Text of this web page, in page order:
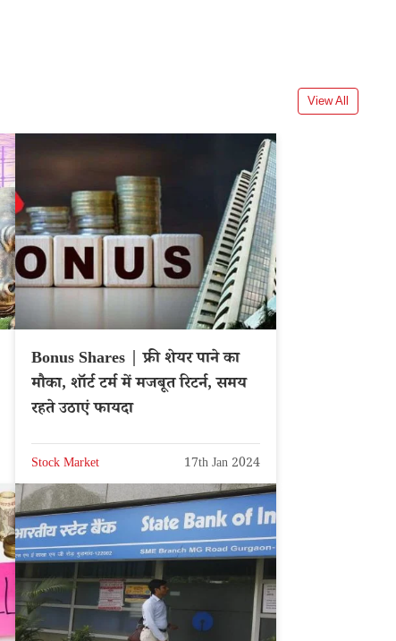
View All
Bonus Shares | फ्री शेयर पाने का
मौका, शॉर्ट टर्म में मजबूत रिटर्न, समय
रहते उठाएं फायदा
Stock Market 17th Jan 2024